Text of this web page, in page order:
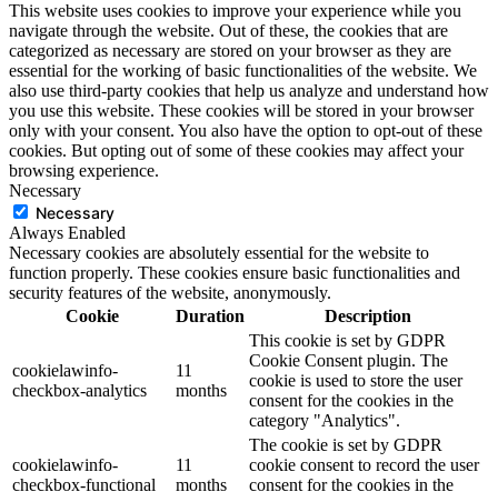
This website uses cookies to improve your experience while you
navigate through the website. Out of these, the cookies that are
categorized as necessary are stored on your browser as they are
essential for the working of basic functionalities of the website. We
also use third-party cookies that help us analyze and understand how
you use this website. These cookies will be stored in your browser
only with your consent. You also have the option to opt-out of these
cookies. But opting out of some of these cookies may affect your
browsing experience.
Necessary
Necessary
Always Enabled
Necessary cookies are absolutely essential for the website to
function properly. These cookies ensure basic functionalities and
security features of the website, anonymously.
Cookie
Duration Description
cookielawinfo-
checkbox-analytics
11
months
This cookie is set by GDPR
Cookie Consent plugin. The
cookie is used to store the user
consent for the cookies in the
category "Analytics".
cookielawinfo-
checkbox-functional
11
months
The cookie is set by GDPR
cookie consent to record the user
consent for the cookies in the